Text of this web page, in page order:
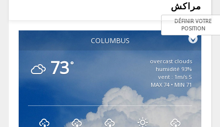
مراكش
COLUMBUS
DÉFINIR VOTRE
POSITION
73°
overcast clouds
93% humidité
vent : 1m/s S
MAX 74 • MIN 71